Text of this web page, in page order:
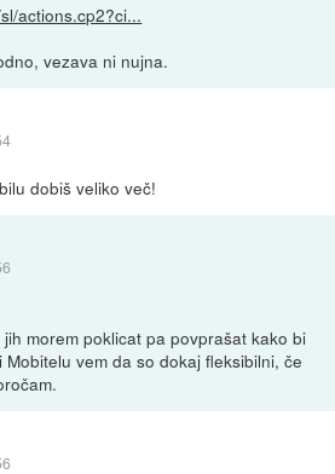
actions.cp2?ci...
vezava ni nujna.
dobiš veliko več!
morem poklicat pa povprašat kako bi
vem da so dokaj fleksibilni, če